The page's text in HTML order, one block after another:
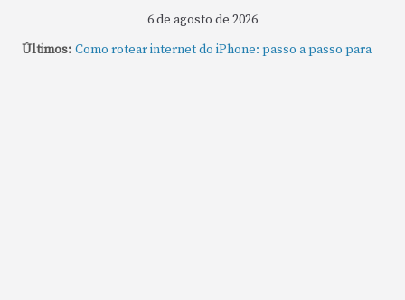
6 de agosto de 2026
Últimos: Como rotear internet do iPhone: passo a passo para